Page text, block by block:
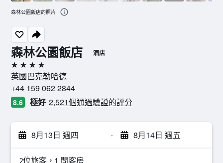
森林公園飯店 酒店
4星級
英國巴克勒哈德
+44 159 062 2844
8.6 極好 2,521個通過驗證的評分
8月13日 週四 - 8月14日 週五
2位旅客，1 間客房
森林公園飯店的照片